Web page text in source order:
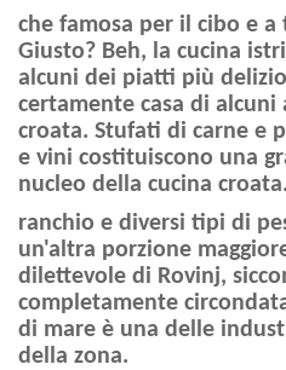
che famosa per il cibo e
Giusto? Beh, la cucina
alcuni dei piatti più
certamente casa di
croata. Stufati di carne e
e vini costituiscono una
nucleo della cucina
ranchio e diversi tipi di
un'altra porzione
dilettevole di Rovinj,
completamente
di mare è una delle
della zona.